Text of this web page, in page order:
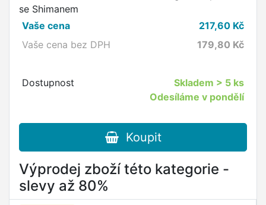
se Shimanem
Vaše cena
217,60 Kč
Vaše cena bez DPH
179,80 Kč
Dostupnost Skladem > 5 ks
Odesíláme v pondělí
Koupit
Výprodej zboží této kategorie -
slevy až 80%